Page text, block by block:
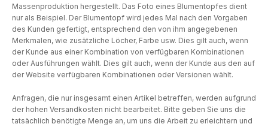
Massenproduktion hergestellt. Das Foto eines Blumentopfes dient
nur als Beispiel. Der Blumentopf wird jedes Mal nach den Vorgaben
des Kunden gefertigt, entsprechend den von ihm angegebenen
Merkmalen, wie zusätzliche Löcher, Farbe usw. Dies gilt auch, wenn
der Kunde aus einer Kombination von verfügbaren Kombinationen
oder Ausführungen wählt. Dies gilt auch, wenn der Kunde aus den auf
der Website verfügbaren Kombinationen oder Versionen wählt.
Anfragen, die nur insgesamt einen Artikel betreffen, werden aufgrund
der hohen Versandkosten nicht bearbeitet. Bitte geben Sie uns die
tatsächlich benötigte Menge an, um uns die Arbeit zu erleichtern und